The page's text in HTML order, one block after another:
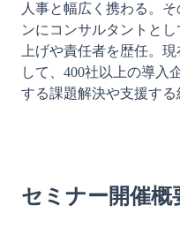
人事と幅広く携わる。
ンにコンサルタントと
上げや責任者を歴任。
して、400社以上の導入
する課題解決や支援する
セミナー開催概